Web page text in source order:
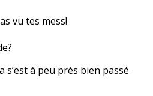
vu tes mess!
à peu près bien passé